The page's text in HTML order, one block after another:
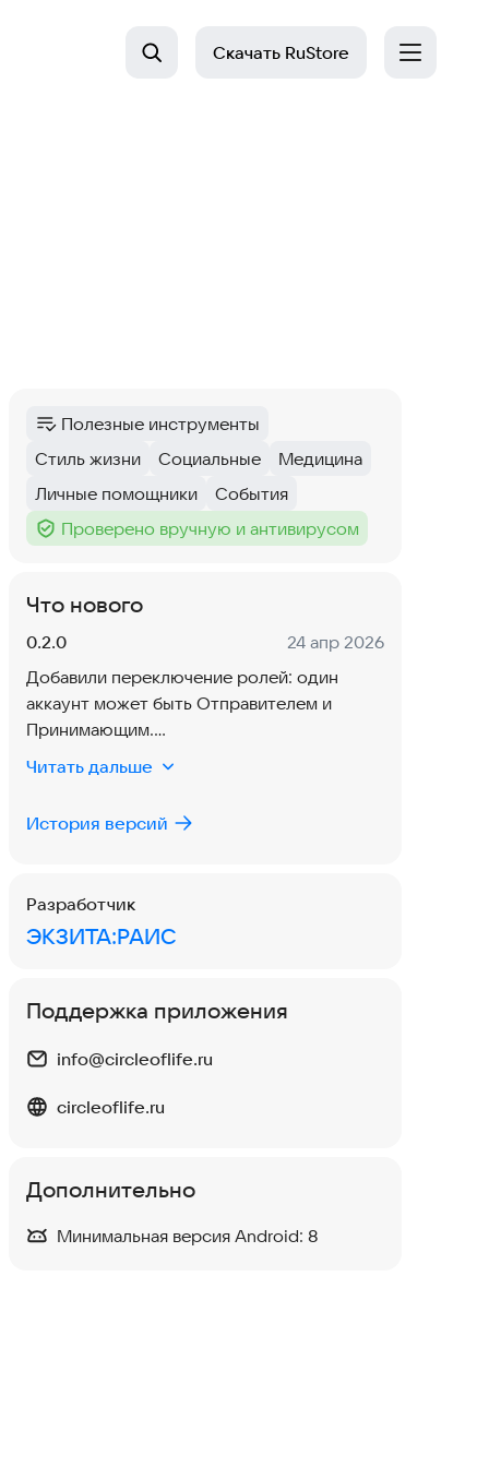
Скачать RuStore
Категория:
Полезные инструменты
Тег:
Стиль жизни
Тег:
Социальные
Тег:
Медицина
Тег :
Личные помощники
Тег:
События
Тег :
Проверено вручную и антивирусом
Что нового
Версия:
0.2.0 Дата:
24 апр 2026
Добавили переключение ролей: один
аккаунт может быть Отправителем и
Принимающим.
Если отправитель не подтвердил статус в
получают тревожное уведомление и
Убрали вход через push: теперь вход
выполняется только по коду из email.
уведомлений.
Читать дальше
История версий
Разработчик
ЭКЗИТА:РАИС
Поддержка приложения
info@circleoflife.ru
circleoflife.ru
Дополнительно
Минимальная версия Android: 8